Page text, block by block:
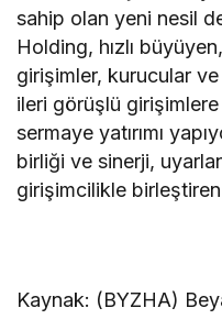
sahip olan yeni nesil
Holding, hızlı
girişimler, kurucular
ileri görüşlü
sermaye yatırımı
birliği ve sinerji,
girişimcilikle birleştiren
Kaynak: (BYZHA)